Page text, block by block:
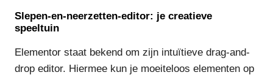
Slepen-en-neerzetten-editor: je creatieve
speeltuin
Elementor staat bekend om zijn intuïtieve drag-and-
drop editor. Hiermee kun je moeiteloos elementen op